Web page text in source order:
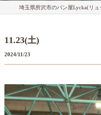
11.23(土)
2024/11/23